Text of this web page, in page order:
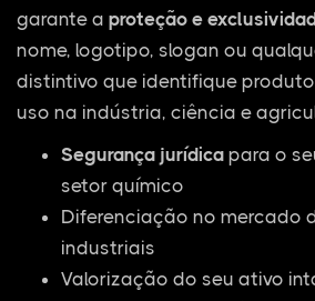
garante a proteção e
nome, logotipo, slogan ou
distintivo que identifique
uso na indústria, ciência e
Segurança jurídica para o
setor químico
Diferenciação no mercado
industriais
Valorização do seu ativo